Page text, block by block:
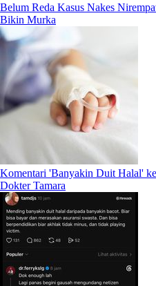
Belum Reda Kasus Nakes
Bikin Murka
Komentari 'Banyakin Duit Halal'
Dokter Tamara